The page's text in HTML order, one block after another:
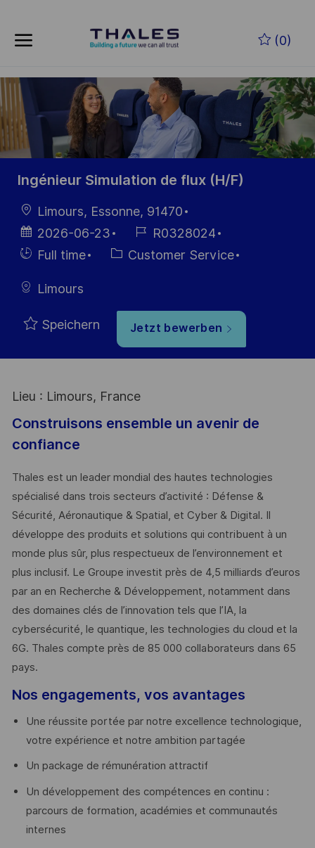
(0)
-
Ingénieur Simulation de flux (H/F)
Ort
Limours, Essonne, 91470
Datum der
Veröffentlichung
2026-06-23
Job-
ID
R0328024
Einstellunngstyp
Full time Kategorie
Customer Service
Limours
Speichern Jetzt bewerben
Lieu : Limours, France
Construisons ensemble un avenir de
confiance
Thales est un leader mondial des hautes technologies
spécialisé dans trois secteurs d’activité : Défense &
Sécurité, Aéronautique & Spatial, et Cyber & Digital. Il
développe des produits et solutions qui contribuent à un
monde plus sûr, plus respectueux de l’environnement et
plus inclusif. Le Groupe investit près de 4,5 milliards d’euros
par an en Recherche & Développement, notamment dans
des domaines clés de l’innovation tels que l’IA, la
cybersécurité, le quantique, les technologies du cloud et la
6G. Thales compte près de 85 000 collaborateurs dans 65
pays. ​
Nos engagements, vos avantages
Une réussite portée par notre excellence technologique,
votre expérience et notre ambition partagée
Un package de rémunération attractif
Un développement des compétences en continu :
parcours de formation, académies et communautés
internes